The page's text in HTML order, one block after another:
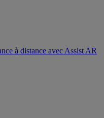
à distance avec Assist AR